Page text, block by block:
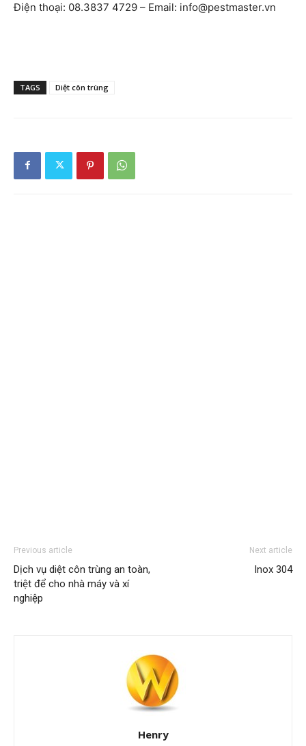
Điện thoại: 08.3837 4729 – Email: info@pestmaster.vn
TAGS Diệt côn trùng
Previous article
Dịch vụ diệt côn trùng an toàn,
triệt để cho nhà máy và xí
nghiệp
Next article
Inox 304
Henry